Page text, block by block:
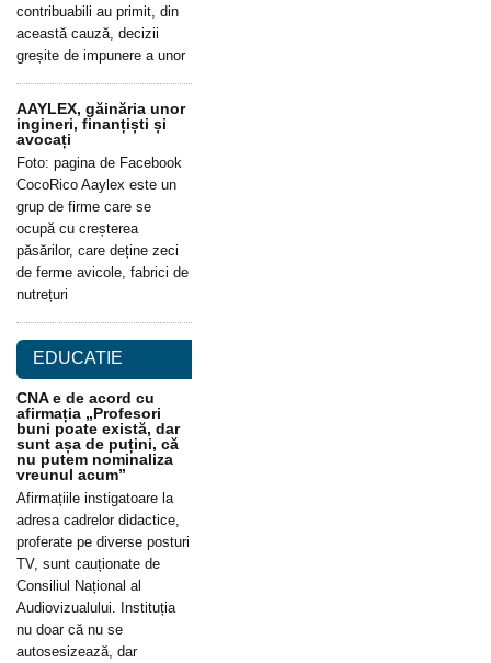
contribuabili au primit, din
această cauză, decizii
greșite de impunere a unor
AAYLEX, găinăria unor
ingineri, finanțiști și
avocați
Foto: pagina de Facebook
CocoRico Aaylex este un
grup de firme care se
ocupă cu creșterea
păsărilor, care deține zeci
de ferme avicole, fabrici de
nutrețuri
EDUCATIE
CNA e de acord cu
afirmația „Profesori
buni poate există, dar
sunt așa de puțini, că
nu putem nominaliza
vreunul acum”
Afirmațiile instigatoare la
adresa cadrelor didactice,
proferate pe diverse posturi
TV, sunt cauționate de
Consiliul Național al
Audiovizualului. Instituția
nu doar că nu se
autosesizează, dar